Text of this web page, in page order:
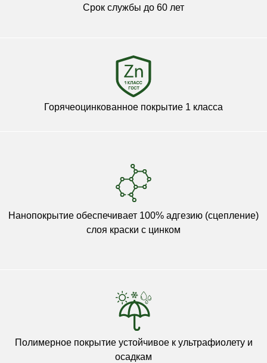
Срок службы до 60 лет
Горячеоцинкованное покрытие 1 класса
Нанопокрытие обеспечивает 100% адгезию (сцепление)
слоя краски с цинком
Полимерное покрытие устойчивое к ультрафиолету и
осадкам